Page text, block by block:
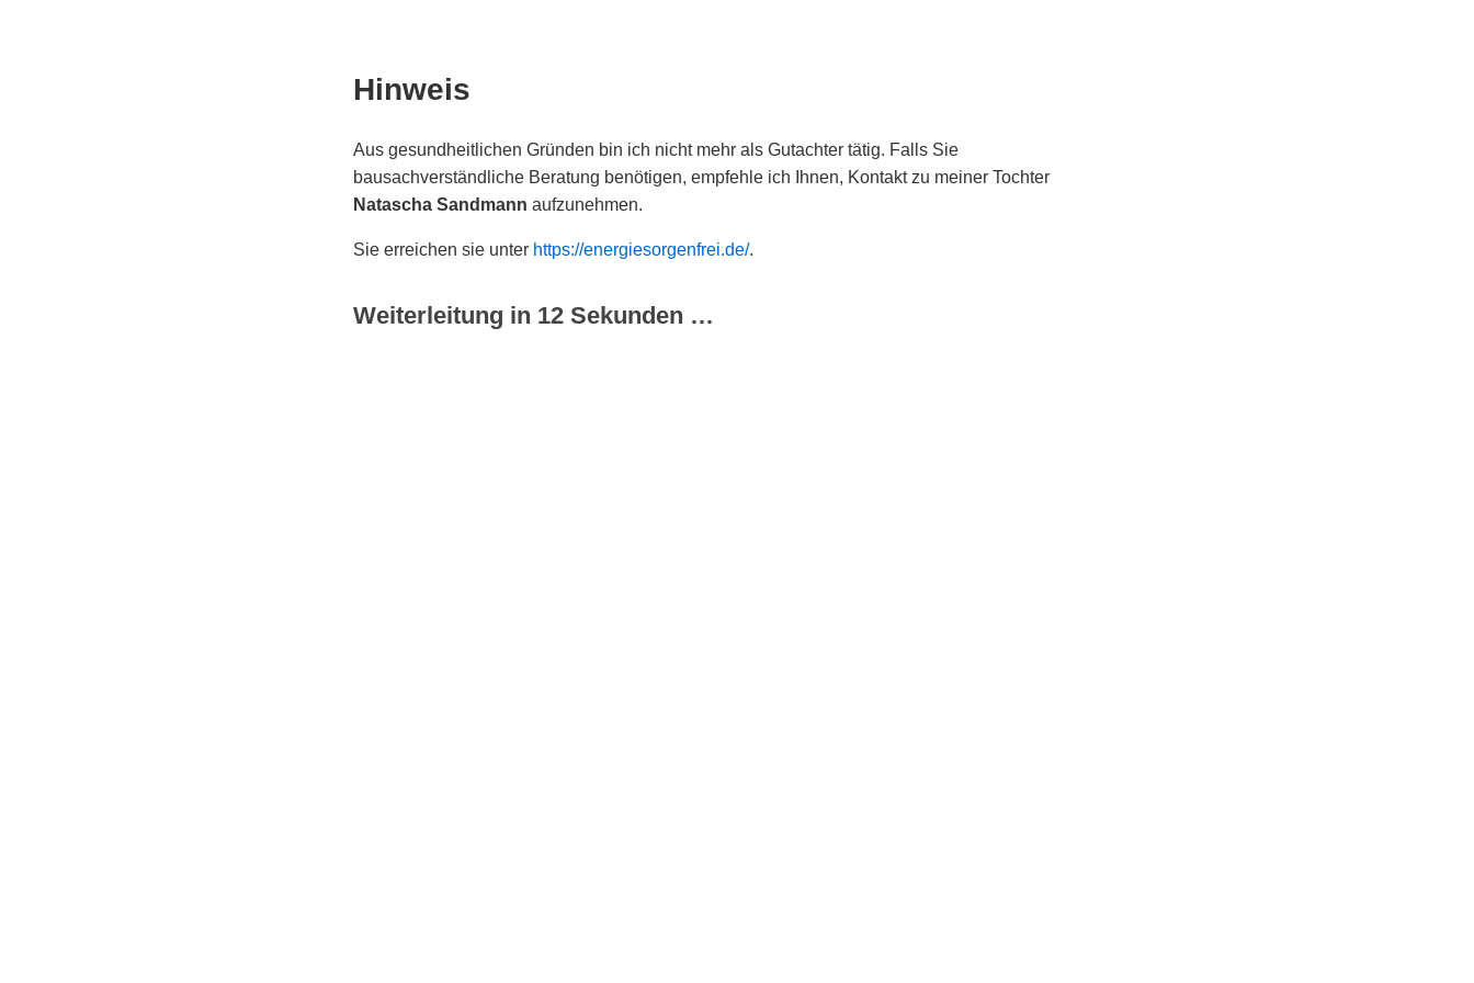
Hinweis
Aus gesundheitlichen Gründen bin ich nicht mehr als Gutachter tätig. Falls Sie
bausachverständliche Beratung benötigen, empfehle ich Ihnen, Kontakt zu meiner Tochter
Natascha Sandmann aufzunehmen.
Sie erreichen sie unter https://energiesorgenfrei.de/.
Weiterleitung in 12 Sekunden …